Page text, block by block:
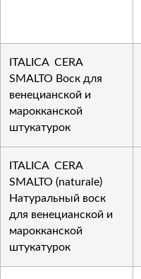
ITALICA CERA
SMALTO Воск для
венецианской и
марокканской
штукатурок
ITALICA CERA
SMALTO (naturale)
Натуральный воск
для венецианской и
марокканской
штукатурок